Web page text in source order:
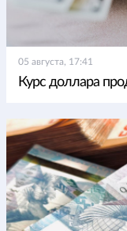
05 августа, 17:41
Курс доллара